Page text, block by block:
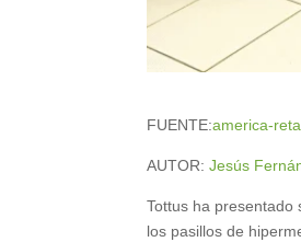
FUENTE:america-
AUTOR:Jesús
Tottus ha presentado
los pasillos de